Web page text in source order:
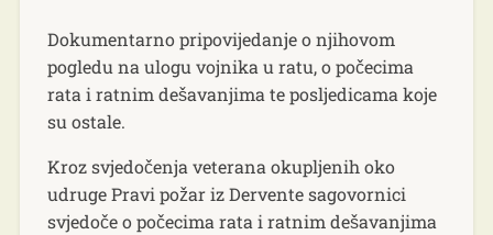
Dokumentarno pripovijedanje o njihovom
pogledu na ulogu vojnika u ratu, o počecima
rata i ratnim dešavanjima te posljedicama koje
su ostale.
Kroz svjedočenja veterana okupljenih oko
udruge Pravi požar iz Dervente sagovornici
svjedoče o počecima rata i ratnim dešavanjima